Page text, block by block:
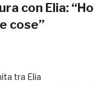
con Elia: “Ho
cose”
tra Elia